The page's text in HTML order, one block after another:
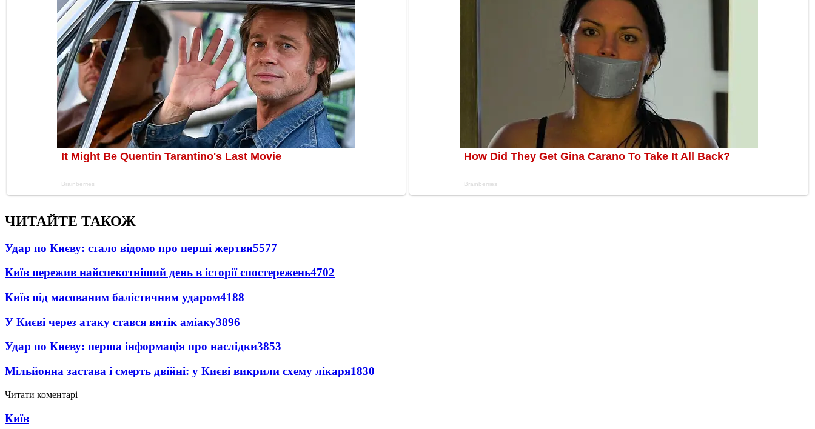
ЧИТАЙТЕ ТАКОЖ
Удар по Києву: стало відомо про перші жертви5577
Київ пережив найспекотніший день в історії спостережень4702
Київ під масованим балістичним ударом4188
У Києві через атаку стався витік аміаку3896
Удар по Києву: перша інформація про наслідки3853
Мільйонна застава і смерть двійні: у Києві викрили схему лікаря1830
Читати коментарі
Київ